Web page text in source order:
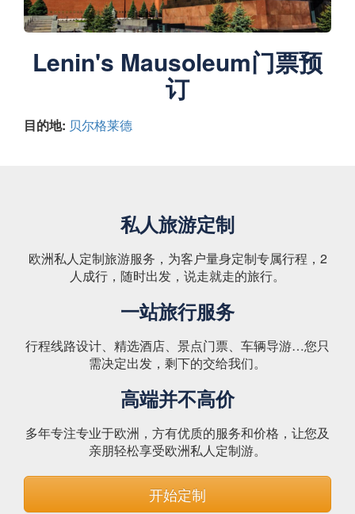
Lenin's Mausoleum门票预
订
目的地: 贝尔格莱德
私人旅游定制
欧洲私人定制旅游服务，为客户量身定制专属行程，2
人成行，随时出发，说走就走的旅行。
一站旅行服务
行程线路设计、精选酒店、景点门票、车辆导游…您只
需决定出发，剩下的交给我们。
高端并不高价
多年专注专业于欧洲，方有优质的服务和价格，让您及
亲朋轻松享受欧洲私人定制游。
开始定制